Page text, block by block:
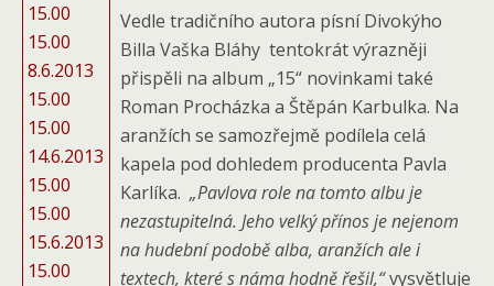
15.00
15.00
8.6.2013
15.00
15.00
14.6.2013
15.00
15.00
15.6.2013
15.00
Vedle tradičního autora písní Divokýho
Billa Vaška Bláhy tentokrát výrazněji
přispěli na album „15“ novinkami také
Roman Procházka a Štěpán Karbulka. Na
aranžích se samozřejmě podílela celá
kapela pod dohledem producenta Pavla
Karlíka. „Pavlova role na tomto albu je
nezastupitelná. Jeho velký přínos je nejenom
na hudební podobě alba, aranžích ale i
textech, které s náma hodně řešil,“vysvětluje